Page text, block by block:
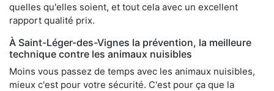
quelles qu'elles soient, et tout cela avec un excellent
rapport qualité prix.
À Saint-Léger-des-Vignes la prévention, la meilleure
technique contre les animaux nuisibles
Moins vous passez de temps avec les animaux nuisibles,
mieux c'est pour votre sécurité. C'est pour ça que la